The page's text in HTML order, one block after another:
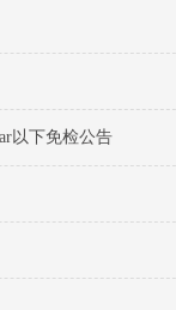
以下免检公告